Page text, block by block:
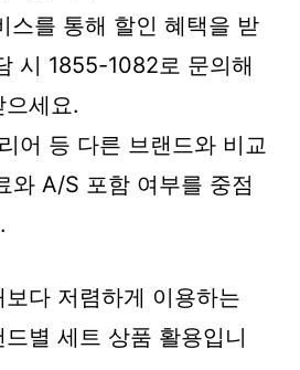
스를 통해 할인 혜택을 받
시 1855-1082로 문의해
세요.
어 등 다른 브랜드와 비교
와 A/S 포함 여부를 중점
다 저렴하게 이용하는
별 세트 상품 활용입니